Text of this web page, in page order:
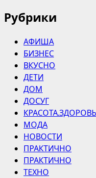
Рубрики
АФИША
БИЗНЕС
ВКУСНО
ДЕТИ
ДОМ
ДОСУГ
МОДА
НОВОСТИ
ПРАКТИЧНО
ПРАКТИЧНО
ТЕХНО